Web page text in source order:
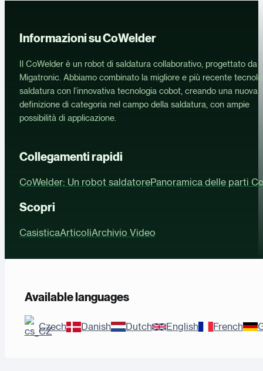
Informazioni su CoWelder
Il CoWelder è un robot di saldatura collaborativo, progettato da
Migatronic. Abbiamo combinato la migliore e più recente
saldatura con l’innovativa tecnologia cobot, creando una nuova
definizione di categoria nel campo della saldatura, con ampie
possibilità di applicazione.
Collegamenti rapidi
CoWelder: Un robot saldatorePanoramica delle parti
Scopri
CasisticaArticoliArchivio Video
Available languages
Czech Danish Dutch English French